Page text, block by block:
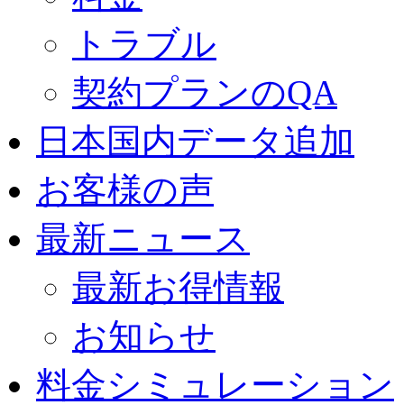
トラブル
契約プランのQA
日本国内データ追加
お客様の声
最新ニュース
最新お得情報
お知らせ
料金シミュレーション